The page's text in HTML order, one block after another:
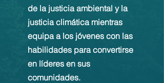
de la justicia ambiental y la
justicia climática mientras
equipa a los jóvenes con las
habilidades para convertirse
en líderes en sus
comunidades.